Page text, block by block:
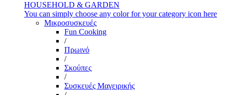
HOUSEHOLD & GARDEN
You can simply choose any color for your category icon here
Μικροσυσκευές
Fun Cooking
/
Πρωινό
/
Σκούπες
/
Συσκευές Μαγειρικής